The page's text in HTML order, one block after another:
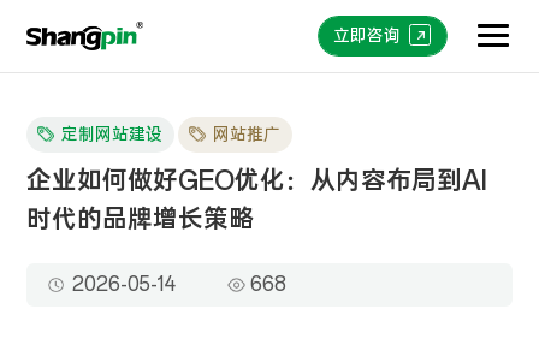
立即咨询
定制网站建设 网站推广
企业如何做好GEO优化：从内容布局到AI
时代的品牌增长策略
2026-05-14 668